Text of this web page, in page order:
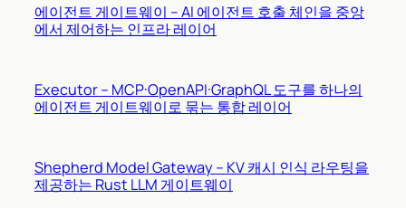
에이전트 게이트웨이 – AI 에이전트 호출 체인을 중앙
에서 제어하는 인프라 레이어
Executor – MCP·OpenAPI·GraphQL 도구를 하나의
에이전트 게이트웨이로 묶는 통합 레이어
Shepherd Model Gateway – KV 캐시 인식 라우팅을
제공하는 Rust LLM 게이트웨이